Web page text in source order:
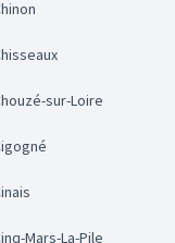
Chinon
Chisseaux
Chouzé-sur-Loire
Cigogné
Cinais
Cinq-Mars-La-Pile